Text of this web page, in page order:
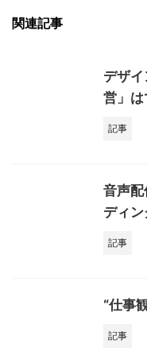
関連記事
デザ
営」は
記事
音声
ディ
記事
“仕事
記事